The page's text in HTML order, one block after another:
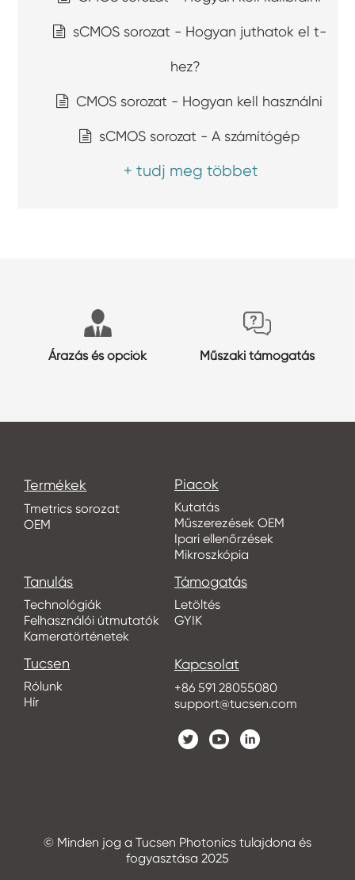
sCMOS sorozat - Hogyan juthatok el t-
hez?
CMOS sorozat - Hogyan kell használni
sCMOS sorozat - A számítógép
+ tudj meg többet
Árazás és opciók Műszaki támogatás
Termékek
Tmetrics sorozat
OEM
Piacok
Kutatás
Műszerezések OEM
Ipari ellenőrzések
Mikroszkópia
Tanulás
Technológiák
Felhasználói útmutatók
Kameratörténetek
Támogatás
Letöltés
GYIK
Tucsen
Rólunk
Hír
Kapcsolat
+86 591 28055080
support@tucsen.com
© Minden jog a Tucsen Photonics tulajdona és
fogyasztása 2025